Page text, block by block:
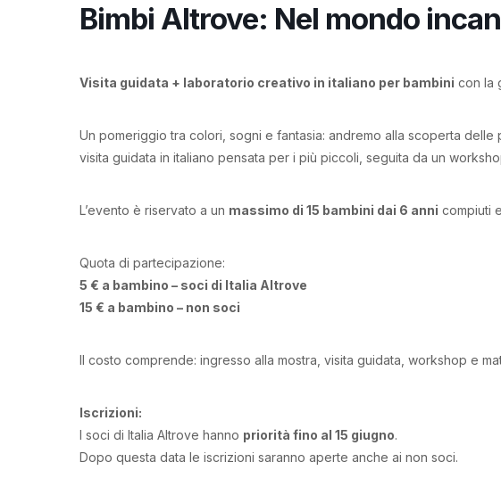
Bimbi Altrove: Nel mondo
Visita guidata + laboratorio creativo in italiano per bambini con la
Un pomeriggio tra colori, sogni e fantasia: andremo alla scoperta
visita guidata in italiano pensata per i più piccoli, seguita da un
L’evento è riservato a un massimo di 15 bambini dai 6 anni compiuti
Quota di partecipazione:
5 € a bambino – soci di Italia Altrove
15 € a bambino – non soci
Il costo comprende: ingresso alla mostra, visita guidata, workshop e
Iscrizioni:
I soci di Italia Altrove hanno priorità fino al 15 giugno.
Dopo questa data le iscrizioni saranno aperte anche ai non soci.